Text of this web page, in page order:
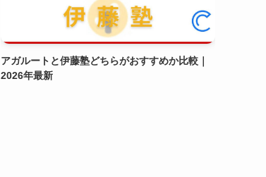
アガルートと伊藤塾どちらがおすすめか比較｜
2026年最新